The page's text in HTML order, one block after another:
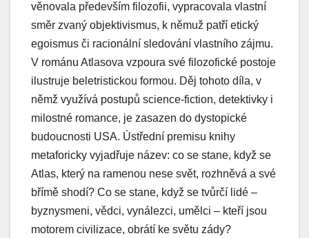
věnovala především filozofii, vypracovala vlastní
směr zvaný objektivismus, k němuž patří etický
egoismus či racionální sledování vlastního zájmu.
V románu Atlasova vzpoura své filozofické postoje
ilustruje beletristickou formou. Děj tohoto díla, v
němž využívá postupů science-fiction, detektivky i
milostné romance, je zasazen do dystopické
budoucnosti USA. Ústřední premisu knihy
metaforicky vyjadřuje název: co se stane, když se
Atlas, který na ramenou nese svět, rozhněvá a své
břímě shodí? Co se stane, když se tvůrčí lidé –
byznysmeni, vědci, vynálezci, umělci – kteří jsou
motorem civilizace, obrátí ke světu zády?